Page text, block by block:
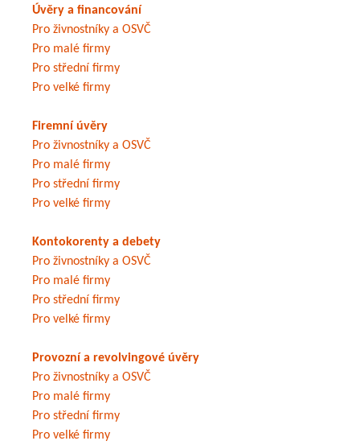
Úvěry a financování
Pro živnostníky a OSVČ
Pro malé firmy
Pro střední firmy
Pro velké firmy
Firemní úvěry
Pro živnostníky a OSVČ
Pro malé firmy
Pro střední firmy
Pro velké firmy
Kontokorenty a debety
Pro živnostníky a OSVČ
Pro malé firmy
Pro střední firmy
Pro velké firmy
Provozní a revolvingové úvěry
Pro živnostníky a OSVČ
Pro malé firmy
Pro střední firmy
Pro velké firmy